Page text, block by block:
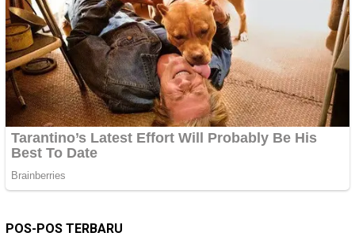
POS-POS TERBARU